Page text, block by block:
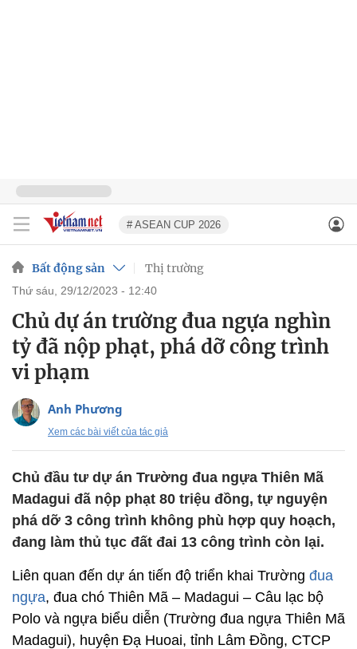
# ASEAN CUP 2026
Bất động sản Thị trường
thứ sáu, 29/12/2023 - 12:40
Chủ dự án trường đua ngựa nghìn
tỷ đã nộp phạt, phá dỡ công trình
vi phạm
Anh Phương
Xem các bài viết của tác giả
Chủ đầu tư dự án Trường đua ngựa Thiên Mã
Madagui đã nộp phạt 80 triệu đồng, tự nguyện
phá dỡ 3 công trình không phù hợp quy hoạch,
đang làm thủ tục đất đai 13 công trình còn lại.
Liên quan đến dự án tiến độ triển khai Trường đua
ngựa, đua chó Thiên Mã – Madagui – Câu lạc bộ
Polo và ngựa biểu diễn (Trường đua ngựa Thiên Mã
Madagui), huyện Đạ Huoai, tỉnh Lâm Đồng, CTCP